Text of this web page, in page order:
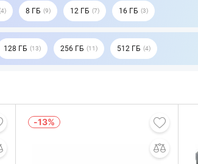
4 8 ГБ 9 12 ГБ 7 16 ГБ 3
128 ГБ 13 256 ГБ 11 512 ГБ 4
-13%